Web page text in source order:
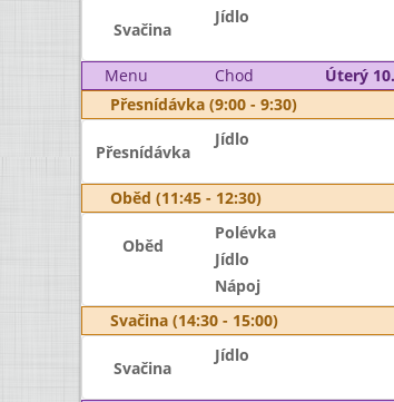
Svačina
Jídlo
Menu Chod Úterý
Přesnídávka (9:00 - 9:30)
Přesnídávka
Jídlo
Oběd (11:45 - 12:30)
Oběd
Polévka
Jídlo
Nápoj
Svačina (14:30 - 15:00)
Svačina
Jídlo